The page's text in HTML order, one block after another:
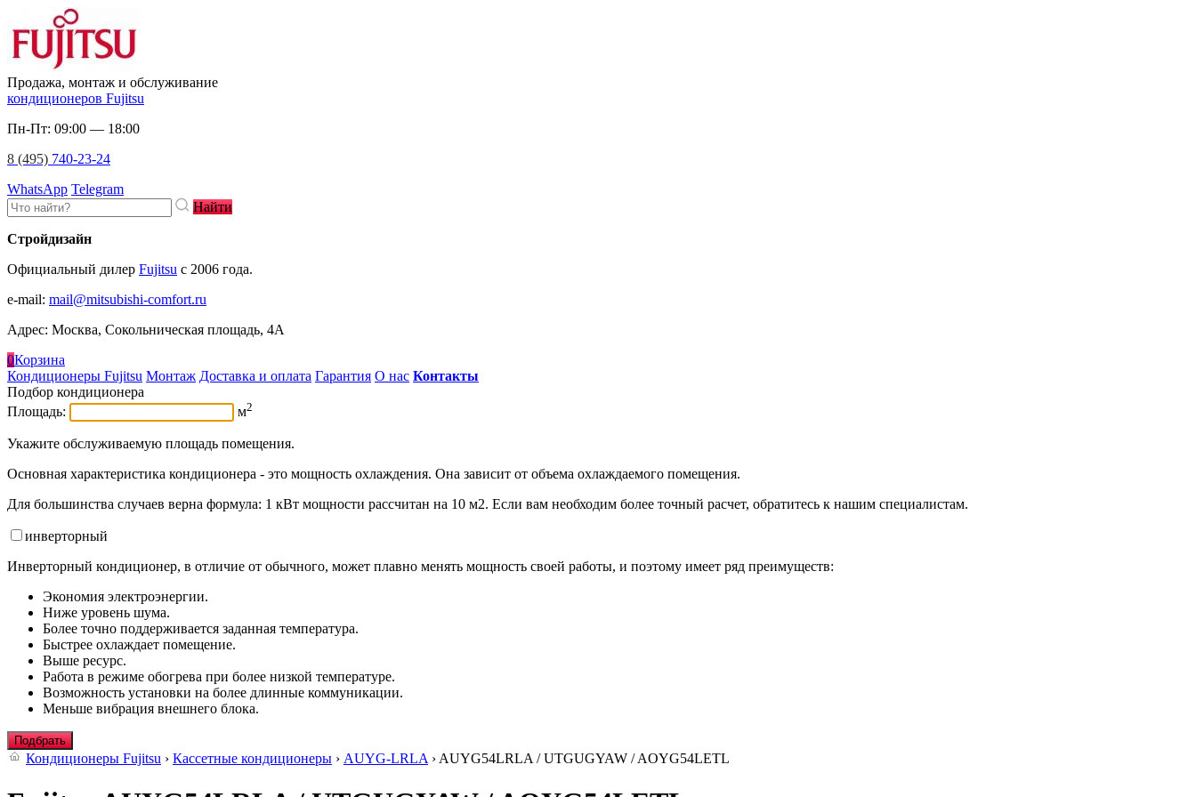
Продажа, монтаж и обслуживание
кондиционеров Fujitsu
Пн-Пт: 09:00 — 18:00
8 (495) 740-23-24
WhatsApp Telegram
Найти
Стройдизайн
Официальный дилер Fujitsu c 2006 года.
e-mail: mail@mitsubishi-comfort.ru
Адрес: Москва, Сокольническая площадь, 4А
0Корзина
Кондиционеры Fujitsu Монтаж Доставка и оплата Гарантия О нас Контакты
Подбор кондиционера
Площадь:
м2
Укажите обслуживаемую площадь помещения.
Основная характеристика кондиционера - это мощность охлаждения. Она зависит от объема охлаждаемого помещения.
Для большинства случаев верна формула: 1 кВт мощности рассчитан на 10 м2. Если вам необходим более точный расчет, обратитесь к нашим специалистам.
инверторный
Инверторный кондиционер, в отличие от обычного, может плавно менять мощность своей работы, и поэтому имеет ряд преимуществ:
Экономия электроэнергии.
Ниже уровень шума.
Более точно поддерживается заданная температура.
Быстрее охлаждает помещение.
Выше ресурс.
Работа в режиме обогрева при более низкой температуре.
Возможность установки на более длинные коммуникации.
Меньше вибрация внешнего блока.
Подбрать
Кондиционеры Fujitsu › Кассетные кондиционеры › AUYG-LRLA › AUYG54LRLA / UTGUGYAW / AOYG54LETL